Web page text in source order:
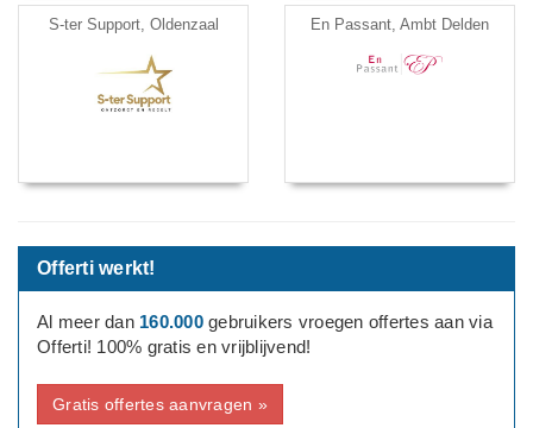
S-ter Support, Oldenzaal En Passant, Ambt Delden
Offerti werkt!
Al meer dan 160.000gebruikers vroegen offertes aan via
Offerti! 100% gratis en vrijblijvend!
Gratis offertes aanvragen »